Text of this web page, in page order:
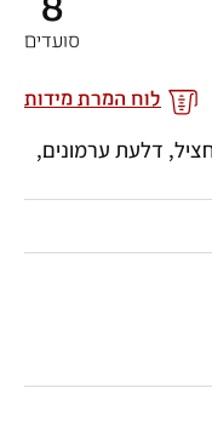
סועדים
לוח המרת מידות